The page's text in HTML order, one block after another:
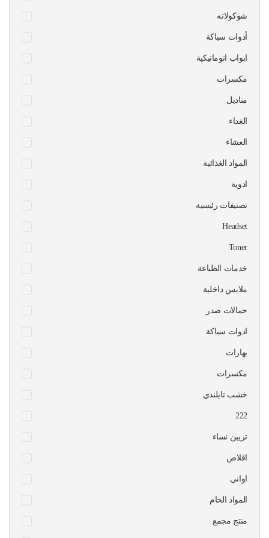
شوكولاته
أدوات سباكة
ابواب اتوماتيكية
مكسرات
مناديل
الغداء
العشاء
المواد الغذائية
ادوية
تصنيفات رئيسية
Headset
Toner
خدمات الطباعة
ملابس داخلية
حمالات صدر
ادوات سباكة
بهارات
مكسرات
خشب تايلندي
222
تزيين نساء
اقلاص
اواني
المواد الخام
منتج مجمع